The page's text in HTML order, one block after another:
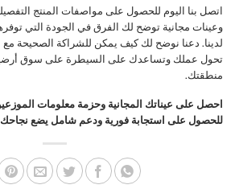
اتصل بنا اليوم للحصول على مواصفات المنتج
وعينات مجانية توضح لك الفرق في الجودة التي
لدينا. دعنا نوضح لك كيف يمكن للشراكة الصحيحة مع
تحول عملك وتساعدك على السيطرة على سوق أرضيات
منطقتك.
احصل على عيناتك المجانية وحزمة معلومات
للحصول على استجابة فورية ودعم شامل يضع نجاحك